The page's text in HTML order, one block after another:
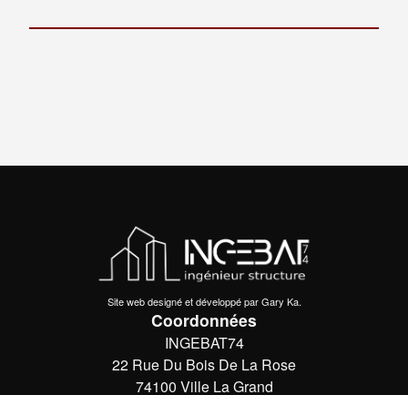
Qui sommes-nous ?
Site web designé et développé par Gary Ka.
Coordonnées
INGEBAT74
22 Rue Du Bois De La Rose
74100 Ville La Grand